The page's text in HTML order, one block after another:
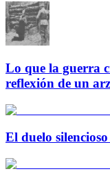
Lo que la guerra
reflexión de un
El duelo